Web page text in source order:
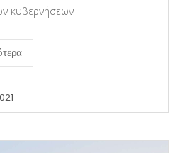
κυβερνήσεων